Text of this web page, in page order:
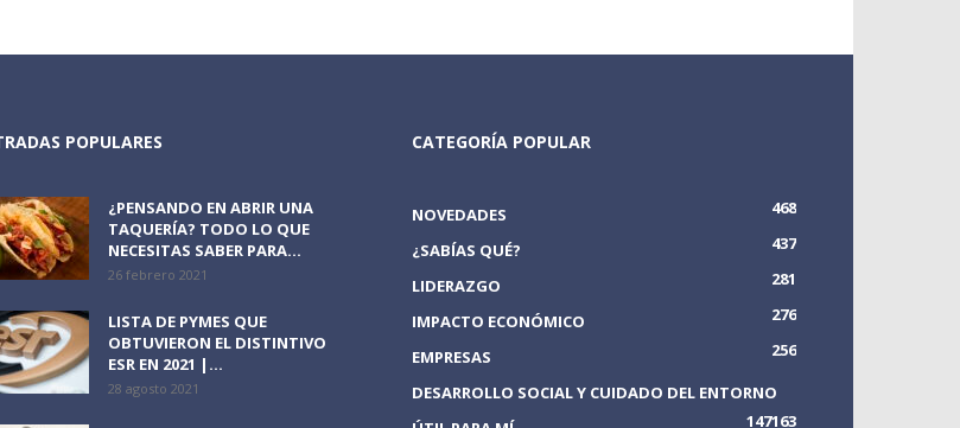
POPULARES
¿PENSANDO EN ABRIR UNA
TAQUERÍA? TODO LO QUE
NECESITAS SABER PARA...
26 febrero 2021
LISTA DE PYMES QUE
OBTUVIERON EL DISTINTIVO
ESR EN 2021 |...
28 agosto 2021
CATEGORÍA POPULAR
NOVEDADES
468
¿SABÍAS QUÉ?
437
LIDERAZGO
281
IMPACTO ECONÓMICO
276
EMPRESAS
256
DESARROLLO SOCIAL Y CUIDADO DEL ENTORNO
163
147